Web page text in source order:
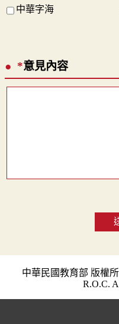
中華字海
*意見內容
中華民國教育部 版權
R.O.C.